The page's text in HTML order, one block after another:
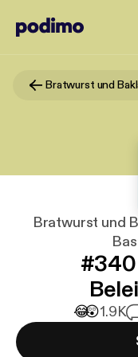
Bratwurst und
😂😲1.9K